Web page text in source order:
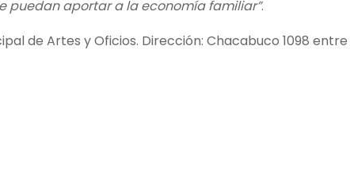
puedan aportar a la economía familiar”.
de Artes y Oficios. Dirección: Chacabuco 1098